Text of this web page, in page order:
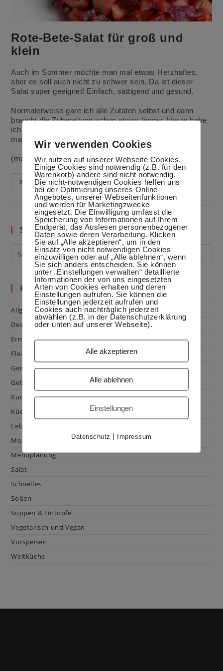
Rote-Bete-Salat für groß und
klein
Auch im Sommer möchte man mal etwas Herzhaftes,
aber es soll auch nicht zu schwer sein. Da ist dieser
Salat super geeignet! Einfach, sättigend und gesund.
Normalerweise gare ich alle Zutaten selbst und dann
braucht die Zubereitung schon etwas länger. Heute habe
ich nur die Kartoffeln gedämpft und den Kohl kurz
mariniert.
(mehr …)
WeiterlesenRote-
Bete-
Salat
Für
Groß
Und
Klein
Suche im Blog
Kategorien
Allgemein
Dessert
Ernährung
Fleisch & Geflügel
Gemüse
Getränke
Kuchen & Gebäck
Küchenhacks
Lebensmittelkunde
Mealprep
Menüplanung
Salat
Schnelles
Soßen
Suppen & Eintöpfe
Vegetarisch und Vegan
Vorspeisen
Weltküche
Wir verwenden Cookies
Wir nutzen auf unserer Webseite Cookies.
Einige Cookies sind notwendig (z.B. für den
Warenkorb) andere sind nicht notwendig.
Die nicht-notwendigen Cookies helfen uns
bei der Optimierung unseres Online-
Angebotes, unserer Webseitenfunktionen
und werden für Marketingzwecke
eingesetzt. Die Einwilligung umfasst die
Speicherung von Informationen auf Ihrem
Endgerät, das Auslesen personenbezogener
Daten sowie deren Verarbeitung. Klicken
Sie auf „Alle akzeptieren“, um in den
Einsatz von nicht notwendigen Cookies
einzuwilligen oder auf „Alle ablehnen“, wenn
Sie sich anders entscheiden. Sie können
unter „Einstellungen verwalten“ detaillierte
Informationen der von uns eingesetzten
Arten von Cookies erhalten und deren
Einstellungen aufrufen. Sie können die
Einstellungen jederzeit aufrufen und
Cookies auch nachträglich jederzeit
abwählen (z.B. in der Datenschutzerklärung
oder unten auf unserer Webseite).
Alle akzeptieren
Alle ablehnen
Einstellungen
Datenschutz | Impressum